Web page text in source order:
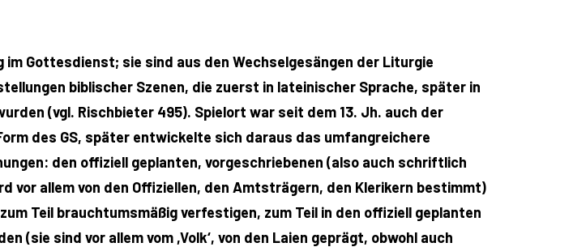
Gottesdienst; sie sind aus den Wechselgesängen der Liturgie
biblischer Szenen, die zuerst in lateinischer Sprache, später in
(vgl. Rischbieter 495). Spielort war seit dem 13. Jh. auch der
des GS, später entwickelte sich daraus das umfangreichere
den offiziell geplanten, vorgeschriebenen (also auch schriftlich
allem von den Offiziellen, den Amtsträgern, den Klerikern bestimmt)
Teil brauchtumsmäßig verfestigen, zum Teil in den offiziell geplanten
sind vor allem vom ,Volk‘, von den Laien geprägt, obwohl auch